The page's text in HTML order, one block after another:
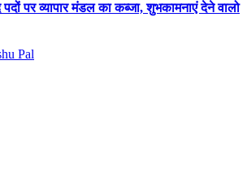
पर व्यापार मंडल का कब्जा, शुभकामनाएं देने वालो
Pal